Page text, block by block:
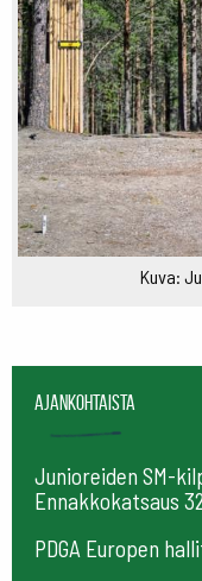
Kuva:
Ajankohtaista
Junioreiden SM-
Ennakkokatsaus
PDGA Europen